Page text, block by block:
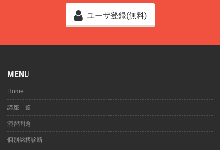
ユーザ登録(無料)
MENU
Home
講座一覧
演習問題
個別銘柄診断